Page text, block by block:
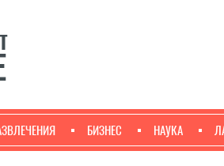
БИЗНЕС НАУКА